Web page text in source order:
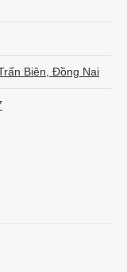
Biên, Đồng Nai